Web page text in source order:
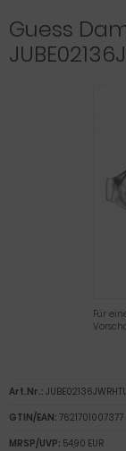
Guess
Für
Art.Nr.:
GTIN/EAN: 7621701007377
MRSP/UVP: 54,90 EUR